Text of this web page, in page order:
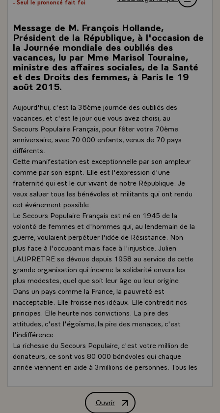
- Seul le prononcé fait foi
Message de M. François Hollande,
Président de la République, à l'occasion de
la Journée mondiale des oubliés des
vacances, lu par Mme Marisol Touraine,
ministre des affaires sociales, de la Santé
et des Droits des femmes, à Paris le 19
août 2015.
Aujourd'hui, c'est la 36ème journée des oubliés des
vacances, et c'est le jour que vous avez choisi, au
Secours Populaire Français, pour fêter votre 70ème
anniversaire, avec 70 000 enfants, venus de 70 pays
différents.
Cette manifestation est exceptionnelle par son ampleur
comme par son esprit. Elle est l'expression d'une
fraternité qui est le cur vivant de notre République. Je
veux saluer tous les bénévoles et militants qui ont rendu
cet événement possible.
Le Secours Populaire Français est né en 1945 de la
volonté de femmes et d'hommes qui, au lendemain de la
guerre, voulaient perpétuer l'idée de Résistance. Non
plus face à l'occupant mais face à l'injustice. Julien
LAUPRETRE se dévoue depuis 1958 au service de cette
grande organisation qui incarne la solidarité envers les
plus modestes, quel que soit leur âge ou leur origine.
Dans un pays comme la France, la pauvreté est
inacceptable. Elle froisse nos idéaux. Elle contredit nos
principes. Elle heurte nos convictions. La pire des
attitudes, c'est l'égoïsme, la pire des menaces, c'est
l'indifférence.
La richesse du Secours Populaire, c'est votre million de
donateurs, ce sont vos 80 000 bénévoles qui chaque
année viennent en aide à 3millions de personnes. Tous les
accompagnent des milliers de personnes dans leurs
démarches administratives. Tous les jours, ils permettent
Ouvrir
Message de M. François Hollande,